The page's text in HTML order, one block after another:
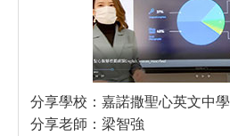
分享學校：嘉諾撒聖心英文中學
分享老師：梁智強